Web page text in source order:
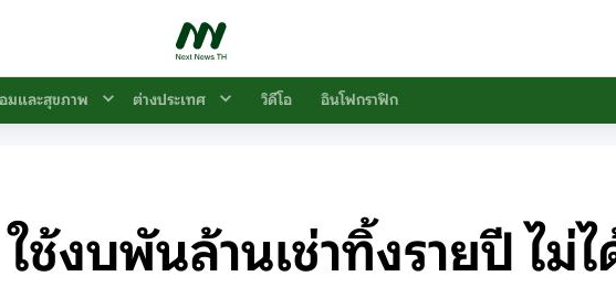
มและสุขภาพ ต่างประเทศ วิดีโอ อินโฟกราฟิก
บพันล้านเช่าทิ้งรายปี ไม่ไ